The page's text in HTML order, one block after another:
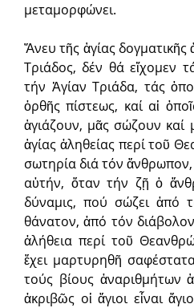
μεταμορφώνει.
Ἄνευ τῆς ἁγίας δογματικῆς
Τριάδος, δέν θά εἴχομεν
τήν Ἁγίαν Τριάδα, τάς
ὀρθῆς πίστεως, καί αἱ
ἁγιάζουν, μᾶς σώζουν
ἁγίας ἀληθείας περί τοῦ
σωτηρία διά τόν ἄνθρωπον,
αὐτήν, ὅταν τήν ζῇ ὁ
δύναμις, πού σώζει ἀπό
θάνατον, ἀπό τόν
ἀλήθεια περί τοῦ
ἔχει μαρτυρηθῆ
τούς βίους ἀναριθμήτων
ἀκριβῶς οἱ ἅγιοι εἶναι